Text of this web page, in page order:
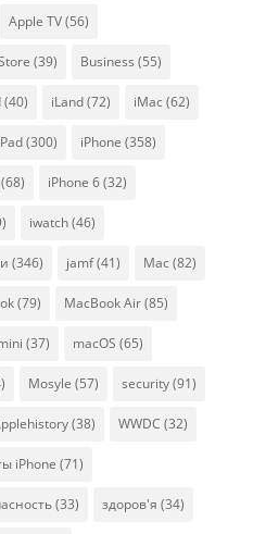
Apple TV(56)
(39) Business (55)
(40) iLand(72) iMac (62)
(300) iPhone (358)
(68) iPhone 6(32)
iwatch(46)
(346) jamf(41) Mac (82)
(79) MacBook Air(85)
(37) macOS (65)
Mosyle (57) security(91)
(38) WWDC (32)
iPhone (71)
(33) здоров'я (34)